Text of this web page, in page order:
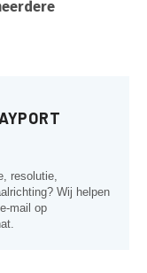
resolutie,
Wij helpen
mail op